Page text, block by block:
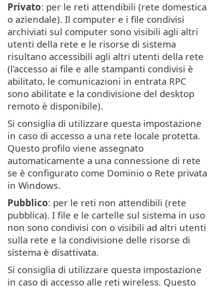
Privato: per le reti attendibili (rete domestica
o aziendale). Il computer e i file condivisi
archiviati sul computer sono visibili agli altri
utenti della rete e le risorse di sistema
risultano accessibili agli altri utenti della rete
(l’accesso ai file e alle stampanti condivisi è
abilitato, le comunicazioni in entrata RPC
sono abilitate e la condivisione del desktop
remoto è disponibile).
Si consiglia di utilizzare questa impostazione
in caso di accesso a una rete locale protetta.
Questo profilo viene assegnato
automaticamente a una connessione di rete
se è configurato come Dominio o Rete privata
in Windows.
Pubblico: per le reti non attendibili (rete
pubblica). I file e le cartelle sul sistema in uso
non sono condivisi con o visibili ad altri utenti
sulla rete e la condivisione delle risorse di
sistema è disattivata.
Si consiglia di utilizzare questa impostazione
in caso di accesso alle reti wireless. Questo